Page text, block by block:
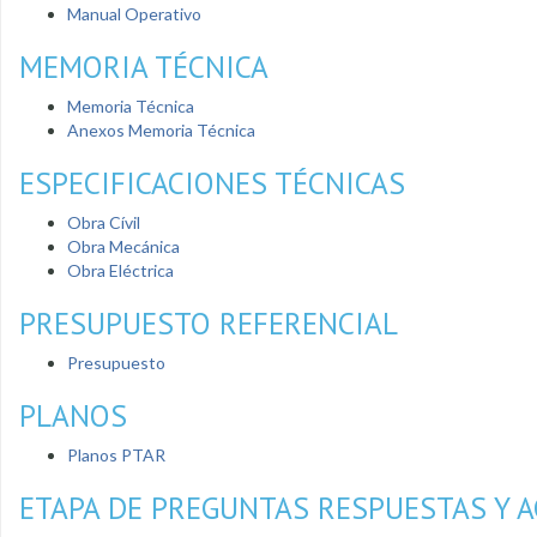
Manual Operativo
MEMORIA TÉCNICA
Memoria Técnica
Anexos Memoria Técnica
ESPECIFICACIONES TÉCNICAS
Obra Cívil
Obra Mecánica
Obra Eléctrica
PRESUPUESTO REFERENCIAL
Presupuesto
PLANOS
Planos PTAR
ETAPA DE PREGUNTAS RESPUESTAS Y